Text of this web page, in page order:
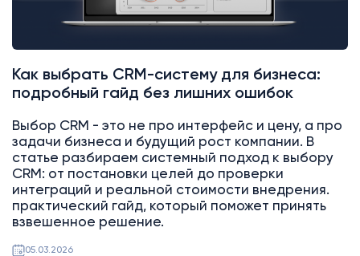
Как выбрать CRM-систему для бизнеса:
подробный гайд без лишних ошибок
Выбор CRM - это не про интерфейс и цену, а про
задачи бизнеса и будущий рост компании. В
статье разбираем системный подход к выбору
CRM: от постановки целей до проверки
интеграций и реальной стоимости внедрения.
практический гайд, который поможет принять
взвешенное решение.
05.03.2026